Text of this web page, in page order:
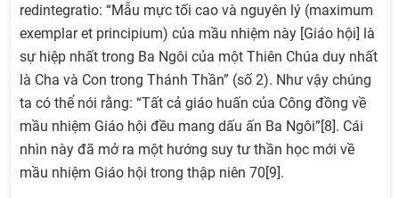
redintegratio: “Mẫu mực tối cao và nguyên lý (maximum
exemplar et principium) của mầu nhiệm này [Giáo hội] là
sự hiệp nhất trong Ba Ngôi của một Thiên Chúa duy nhất
là Cha và Con trong Thánh Thần” (số 2). Như vậy chúng
ta có thể nói rằng: “Tất cả giáo huấn của Công đồng về
mầu nhiệm Giáo hội đều mang dấu ấn Ba Ngôi”[8]. Cái
nhìn này đã mở ra một hướng suy tư thần học mới về
mầu nhiệm Giáo hội trong thập niên 70[9].